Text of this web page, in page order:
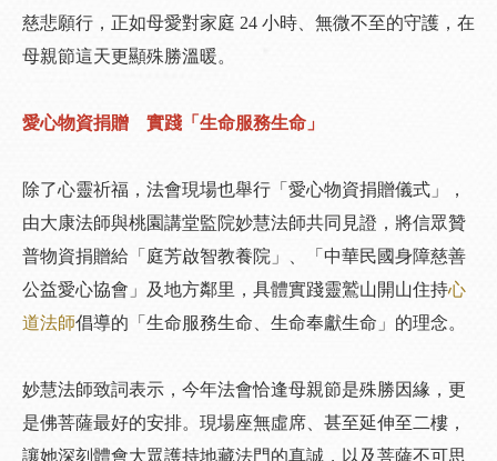
慈悲願行，正如母愛對家庭 24 小時、無微不至的守護，在
母親節這天更顯殊勝溫暖。
愛心物資捐贈 實踐「生命服務生命」
除了心靈祈福，法會現場也舉行「愛心物資捐贈儀式」，
由大康法師與桃園講堂監院妙慧法師共同見證，將信眾贊
普物資捐贈給「庭芳啟智教養院」、「中華民國身障慈善
公益愛心協會」及地方鄰里，具體實踐靈鷲山開山住持心
道法師倡導的「生命服務生命、生命奉獻生命」的理念。
妙慧法師致詞表示，今年法會恰逢母親節是殊勝因緣，更
是佛菩薩最好的安排。現場座無虛席、甚至延伸至二樓，
讓她深刻體會大眾護持地藏法門的真誠，以及菩薩不可思